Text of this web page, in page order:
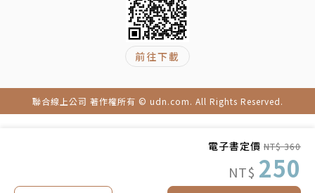
電子書定價 NT$ 360
NT$ 250
前往下載
聯合線上公司 著作權所有 © udn.com. All Rights Reserved.